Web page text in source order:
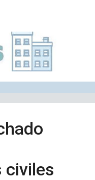
civiles